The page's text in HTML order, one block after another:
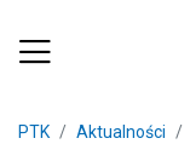
PTK Aktualności